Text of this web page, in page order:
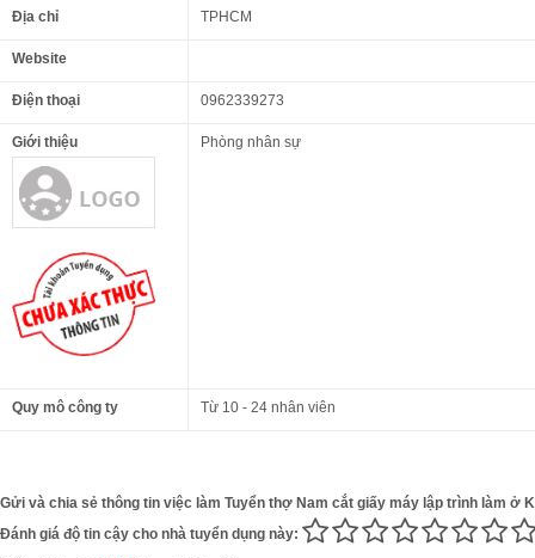
Địa chỉ TPHCM
Website
Điện thoại 0962339273
Giới thiệu Phòng nhân sự
Quy mô công ty Từ 10 - 24 nhân viên
Gửi và chia sẻ thông tin việc làm Tuyển thợ Nam cắt giấy máy lập trình làm ở
Đánh giá độ tin cậy cho nhà tuyển dụng này: